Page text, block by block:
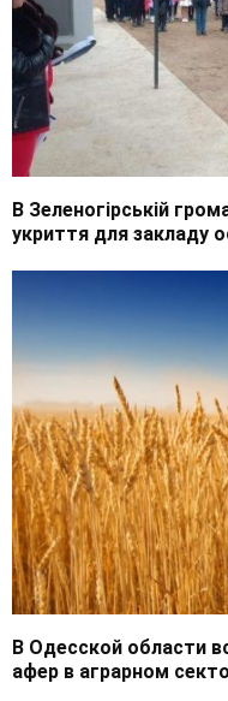
В Зеленогірській
укриття для закладу
В Одесской области
афер в аграрном